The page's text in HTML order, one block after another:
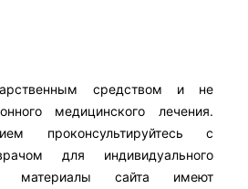
средством и не
медицинского лечения.
проконсультируйтесь с
для индивидуального
материалы сайта имеют